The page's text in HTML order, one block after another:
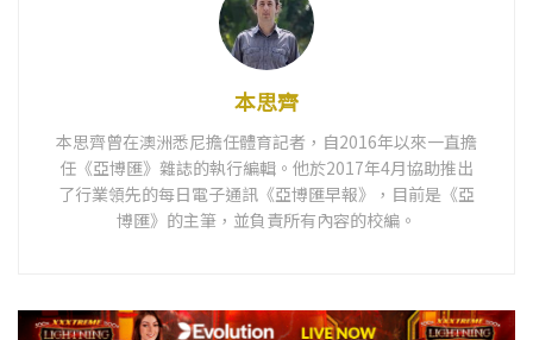
本思齊
本思齊曾在澳洲悉尼擔任體育記者，自2016年以來一直擔
任《亞博匯》雜誌的執行編輯。他於2017年4月協助推出
了行業領先的每日電子通訊《亞博匯早報》，目前是《亞
博匯》的主筆，並負責所有內容的校編。